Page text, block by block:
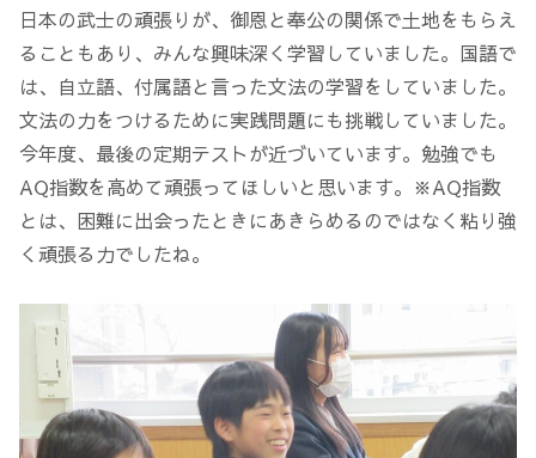
日本の武士の頑張りが、御恩と奉公の関係で土地をもらえ
ることもあり、みんな興味深く学習していました。国語で
は、自立語、付属語と言った文法の学習をしていました。
文法の力をつけるために実践問題にも挑戦していました。
今年度、最後の定期テストが近づいています。勉強でも
AQ指数を高めて頑張ってほしいと思います。※AQ指数
とは、困難に出会ったときにあきらめるのではなく粘り強
く頑張る力でしたね。